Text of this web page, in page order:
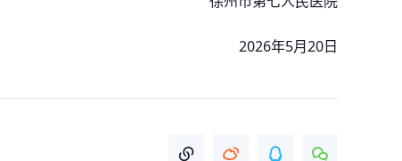
2026年5月20日